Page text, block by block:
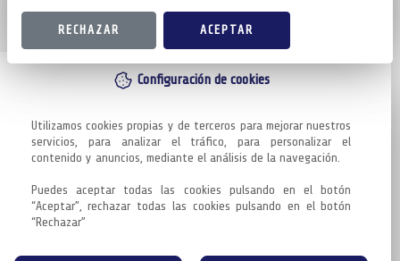
RECHAZAR ACEPTAR
Configuración de cookies
Utilizamos cookies propias y de terceros para mejorar nuestros
servicios, para analizar el tráfico, para personalizar el
contenido y anuncios, mediante el análisis de la navegación.
Puedes aceptar todas las cookies pulsando en el botón
“Aceptar”, rechazar todas las cookies pulsando en el botón
“Rechazar”